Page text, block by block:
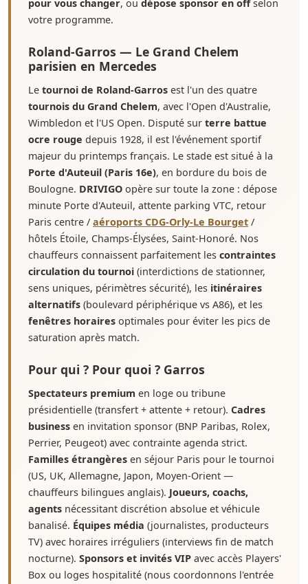
pour vous changer, ou dépose sponsor en offselon
votre programme.
Roland-Garros — Le Grand Chelem
parisien en Mercedes
Le tournoi de Roland-Garros est l'un des quatre
tournois du Grand Chelem, avec l'Open d'Australie,
Wimbledon et l'US Open. Disputé sur terre battue
ocre rouge depuis 1928, il est l'événement sportif
majeur du printemps français. Le stade est situé à la
Porte d'Auteuil (Paris 16e), en bordure du bois de
Boulogne. DRIVIGO opère sur toute la zone : dépose
minute Porte d'Auteuil, attente parking VTC, retour
Paris centre / aéroports CDG-Orly-Le Bourget /
hôtels Étoile, Champs-Élysées, Saint-Honoré. Nos
chauffeurs connaissent parfaitement les contraintes
circulation du tournoi (interdictions de stationner,
sens uniques, périmètres sécurité), les itinéraires
alternatifs (boulevard périphérique vs A86), et les
fenêtres horaires optimales pour éviter les pics de
saturation après match.
Pour qui ? Pour quoi ? Garros
Spectateurs premium en loge ou tribune
présidentielle (transfert + attente + retour). Cadres
business en invitation sponsor (BNP Paribas, Rolex,
Perrier, Peugeot) avec contrainte agenda strict.
Familles étrangères en séjour Paris pour le tournoi
(US, UK, Allemagne, Japon, Moyen-Orient —
chauffeurs bilingues anglais). Joueurs, coachs,
agents nécessitant discrétion absolue et véhicule
banalisé. Équipes média (journalistes, producteurs
TV) avec horaires irréguliers (interviews fin de match
nocturne). Sponsors et invités VIP avec accès Players'
Box ou loges hospitalité (nous coordonnons l'entrée